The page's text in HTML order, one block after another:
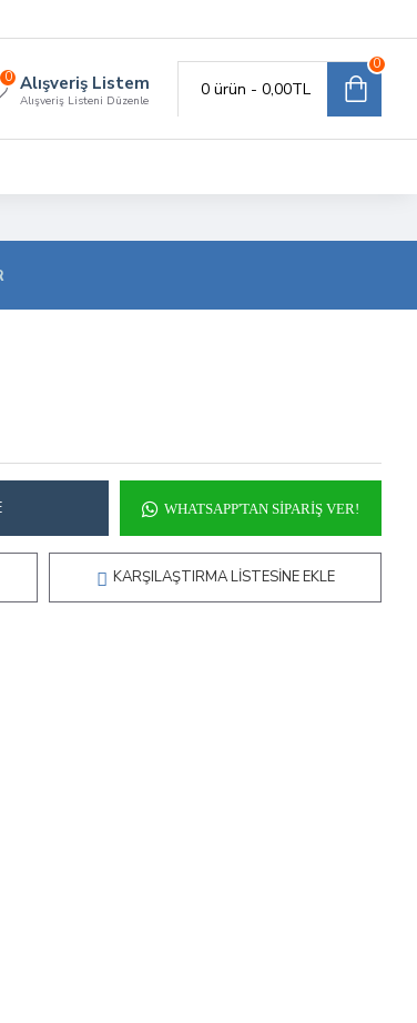
Alışveriş Listem
Alışveriş Listeni Düzenle
0
0 ürün - 0,00TL
0
WHATSAPP'TAN SIPARIŞ VER!
KARŞILAŞTIRMA LISTESINE EKLE